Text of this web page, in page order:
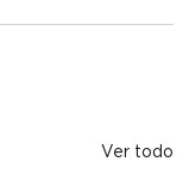
Ver todo